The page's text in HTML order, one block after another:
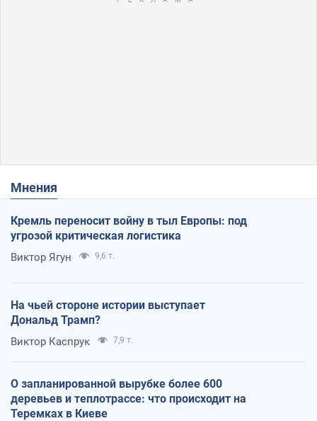
Мнения
Кремль переносит войну в тыл Европы: под
угрозой критическая логистика
Виктор Ягун 9,6 т.
На чьей стороне истории выступает
Дональд Трамп?
Виктор Каспрук 7,9 т.
О запланированной вырубке более 600
деревьев и теплотрассе: что происходит на
Теремках в Киеве